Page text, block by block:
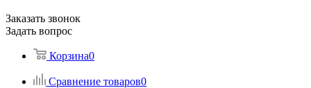
Заказать звонок
Задать вопрос
Корзина0
Сравнение товаров0